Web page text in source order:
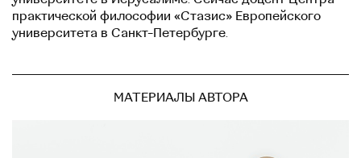
практической философии «Стазис» Европейского
университета в Санкт-Петербурге.
МАТЕРИАЛЫ АВТОРА